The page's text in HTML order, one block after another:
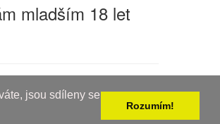
jsou sdíleny se
Rozumím!
mladším 18 let